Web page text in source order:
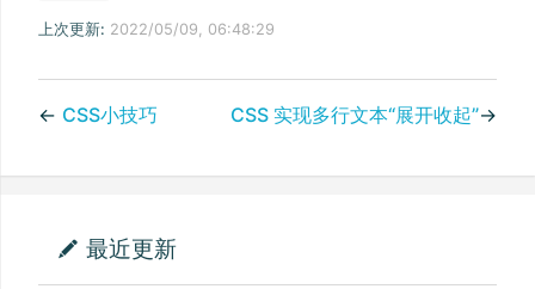
上次更新: 2022/05/09, 06:48:29
← CSS小技巧 CSS 实现多行文本“展开收起”→
最近更新